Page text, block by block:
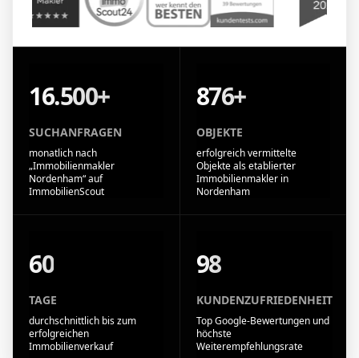
16.500+
SUCHANFRAGEN
monatlich nach
„Immobilienmakler
Nordenham“ auf
ImmobilienScout
876+
OBJEKTE
erfolgreich vermittelte
Objekte als etablierter
Immobilienmakler in
Nordenham
60
TAGE
durchschnittlich bis zum
erfolgreichen
Immobilienverkauf
98
KUNDENZUFRIEDENHEIT
Top Google-Bewertungen und
höchste
Weiterempfehlungsrate